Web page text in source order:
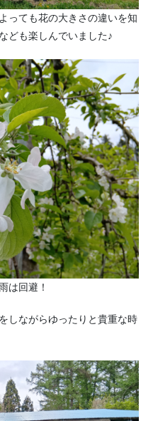
っても花の大きさの違いを知
ども楽しんでいました♪
は回避！
しながらゆったりと貴重な時